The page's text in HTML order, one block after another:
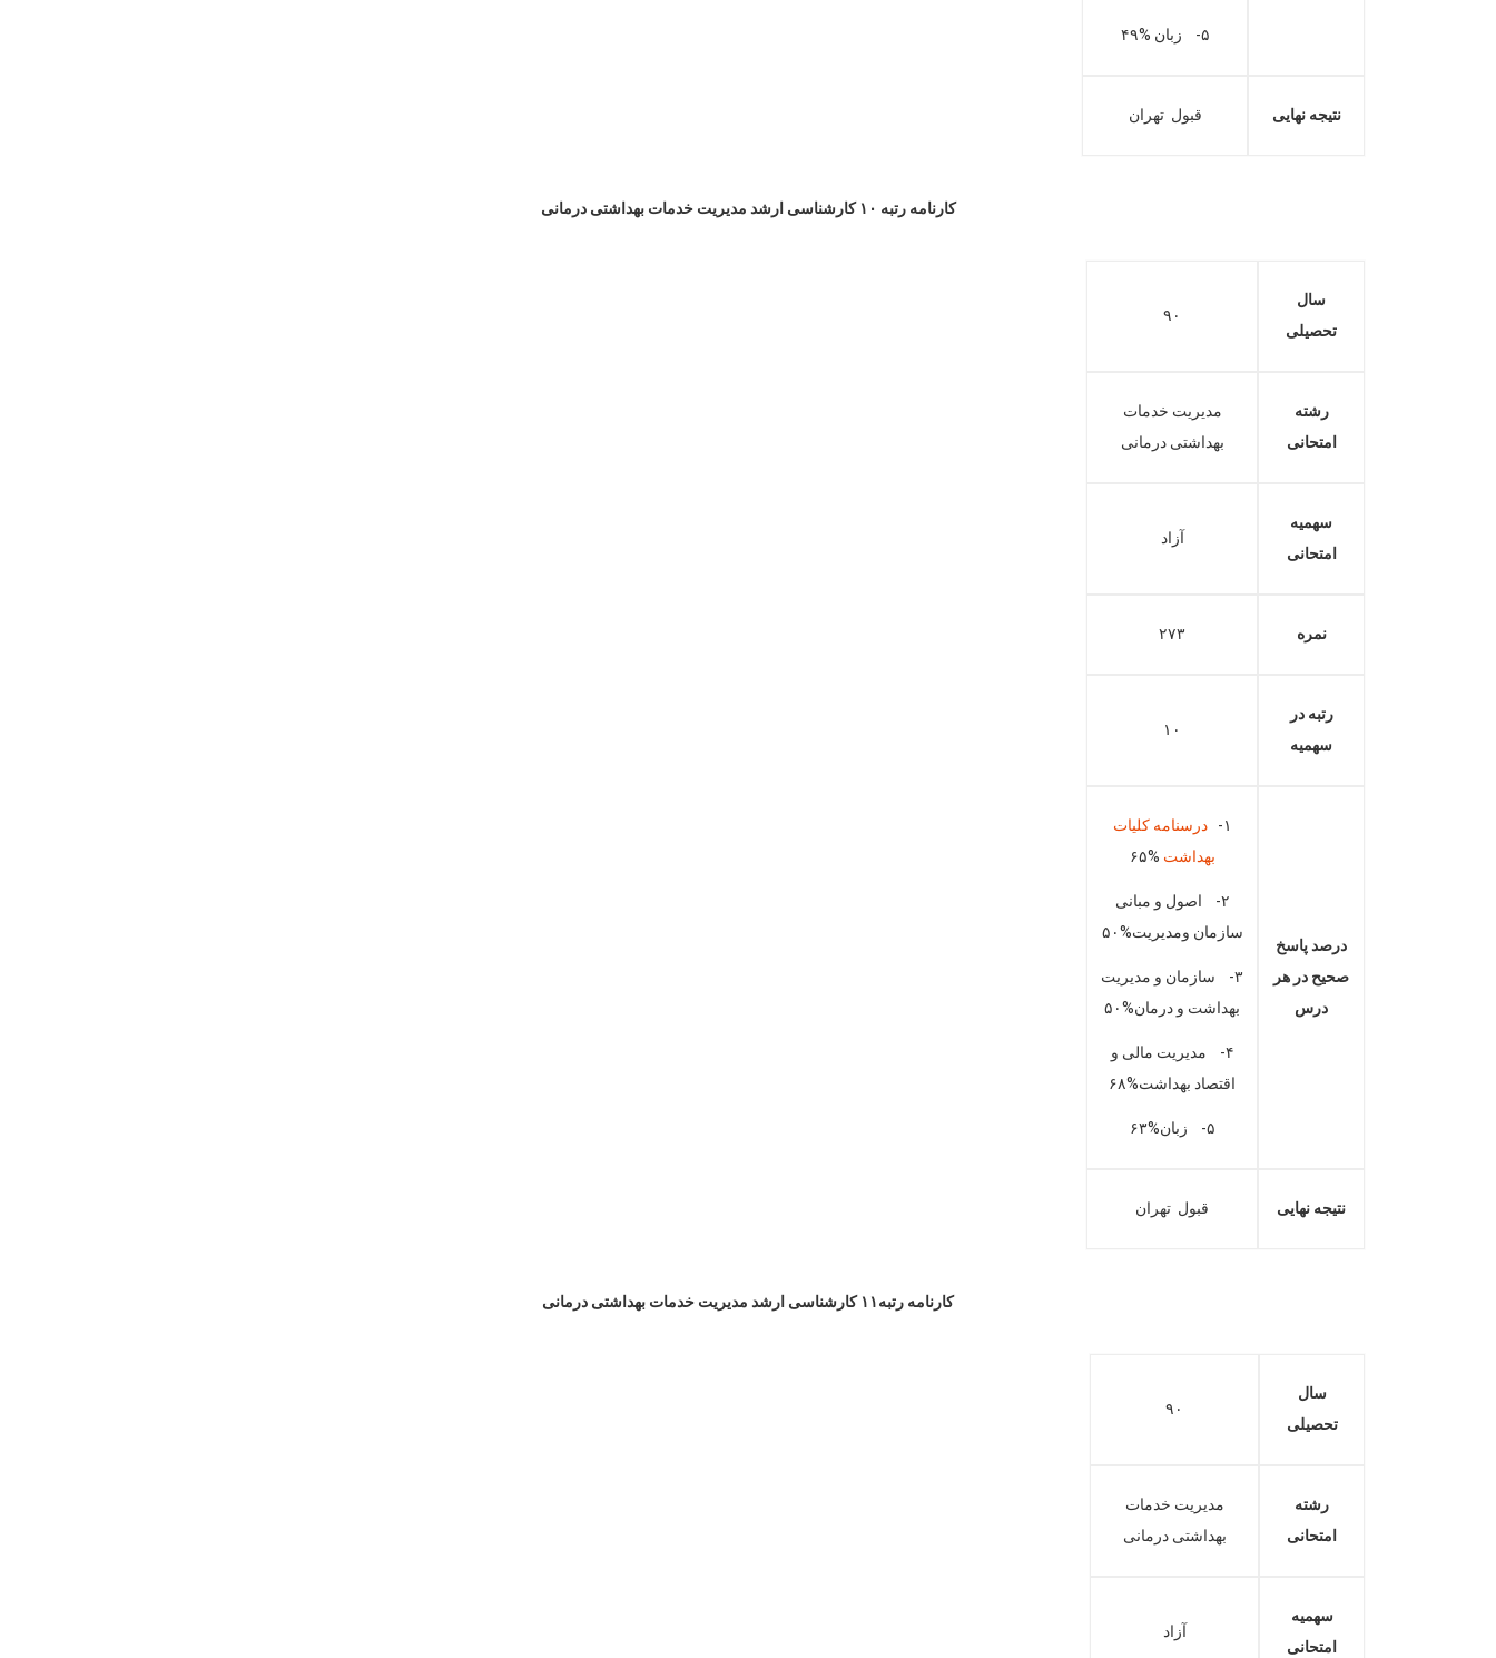
۵- زبان %۴۹
نتیجه نهایی قبول تهران
کارنامه رتبه ۱۰ کارشناسی ارشد مدیریت خدمات بهداشتی درمانی
سال
تحصیلی
۹۰
رشته
امتحانی
مدیریت خدمات
بهداشتی درمانی
سهمیه
امتحانی
آزاد
نمره ۲۷۳
رتبه در
سهمیه
۱۰
درصد پاسخ
صحیح در هر
درس
۱-
درسنامه کلیات
بهداشت %۶۵
۲- اصول و مبانی
سازمان ومدیریت%۵۰
۳- سازمان و مدیریت
بهداشت و درمان%۵۰
۴- مدیریت مالی و
اقتصاد بهداشت%۶۸
۵- زبان%۶۳
نتیجه نهایی قبول تهران
کارنامه رتبه۱۱ کارشناسی ارشد مدیریت خدمات بهداشتی درمانی
سال
تحصیلی
۹۰
رشته
امتحانی
مدیریت خدمات
بهداشتی درمانی
سهمیه
امتحانی
آزاد